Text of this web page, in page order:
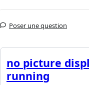
Poser une question
no picture
running